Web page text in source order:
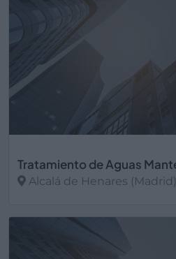
Alcalá de Henares (Madrid)